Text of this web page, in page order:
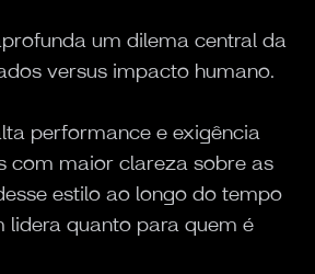
um dilema central da
versus impacto humano.
performance e exigência
com maior clareza sobre as
estilo ao longo do tempo
lidera quanto para quem é